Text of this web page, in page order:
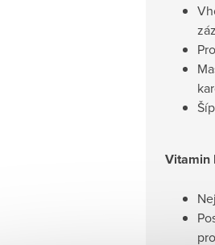
Vitamin